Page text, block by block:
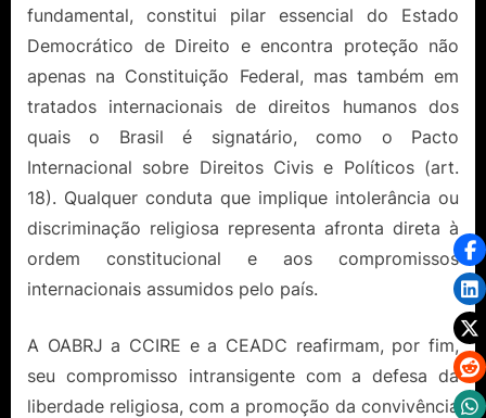
fundamental, constitui pilar essencial do Estado
Democrático de Direito e encontra proteção não
apenas na Constituição Federal, mas também em
tratados internacionais de direitos humanos dos
quais o Brasil é signatário, como o Pacto
Internacional sobre Direitos Civis e Políticos (art.
18). Qualquer conduta que implique intolerância ou
discriminação religiosa representa afronta direta à
ordem constitucional e aos compromissos
internacionais assumidos pelo país.
A OABRJ a CCIRE e a CEADC reafirmam, por fim,
seu compromisso intransigente com a defesa da
liberdade religiosa, com a promoção da convivência